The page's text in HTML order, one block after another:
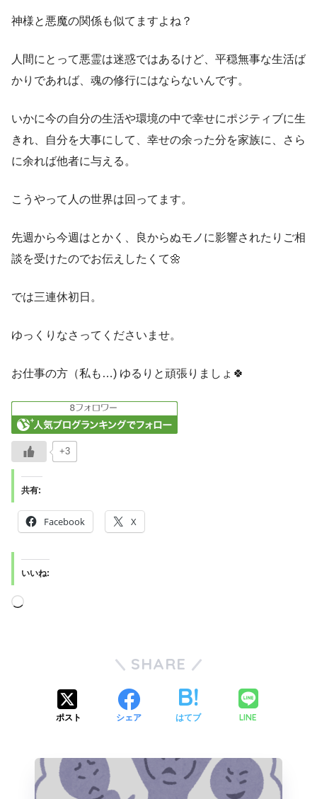
神様と悪魔の関係も似てますよね？
人間にとって悪霊は迷惑ではあるけど、平穏無事な生活ば
かりであれば、魂の修行にはならないんです。
いかに今の自分の生活や環境の中で幸せにポジティブに生
きれ、自分を大事にして、幸せの余った分を家族に、さら
に余れば他者に与える。
こうやって人の世界は回ってます。
先週から今週はとかく、良からぬモノに影響されたりご相
談を受けたのでお伝えしたくて🌼
では三連休初日。
ゆっくりなさってくださいませ。
お仕事の方（私も…) ゆるりと頑張りましょ🍀
+3
共有:
Facebook X
いいね:
SHARE
ポスト シェア はてブ LINE